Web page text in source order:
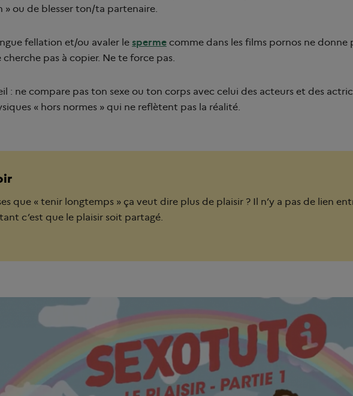
» ou de blesser ton/ta partenaire.
fellation et/ou avaler le sperme comme dans les films pornos ne donne
cherche pas à copier. Ne te force pas.
: ne compare pas ton sexe ou ton corps avec celui des acteurs et des
« hors normes » qui ne reflètent pas la réalité.
que « tenir longtemps » ça veut dire plus de plaisir ? Il n’y a pas de lien
c’est que le plaisir soit partagé.